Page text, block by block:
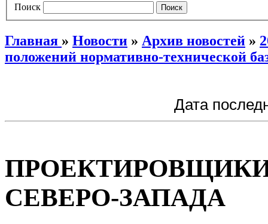
Поиск
Главная » Новости » Архив новостей »
положений нормативно-технической
Дата
СЕВЕРО-ЗАПАДА